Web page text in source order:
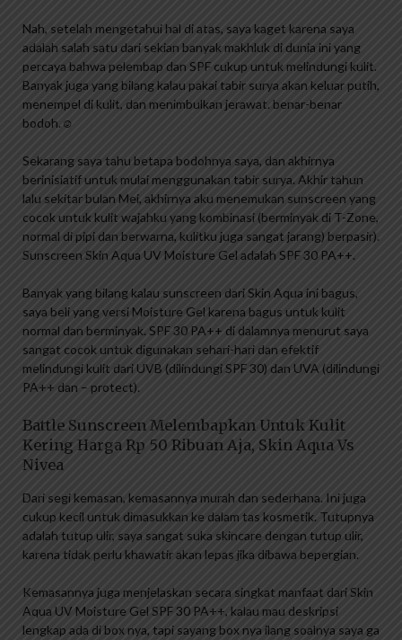
Nah, setelah mengetahui hal di atas, saya kaget karena saya
adalah salah satu dari sekian banyak makhluk di dunia ini yang
percaya bahwa pelembap dan SPF cukup untuk melindungi kulit.
Banyak juga yang bilang kalau pakai tabir surya akan keluar putih,
menempel di kulit, dan menimbulkan jerawat. benar-benar
bodoh.☺
Sekarang saya tahu betapa bodohnya saya, dan akhirnya
berinisiatif untuk mulai menggunakan tabir surya. Akhir tahun
lalu sekitar bulan Mei, akhirnya aku menemukan sunscreen yang
cocok untuk kulit wajahku yang kombinasi (berminyak di T-Zone,
normal di pipi dan berwarna, kulitku juga sangat jarang) berpasir).
Sunscreen Skin Aqua UV Moisture Gel adalah SPF 30 PA++.
Banyak yang bilang kalau sunscreen dari Skin Aqua ini bagus,
saya beli yang versi Moisture Gel karena bagus untuk kulit
normal dan berminyak. SPF 30 PA++ di dalamnya menurut saya
sangat cocok untuk digunakan sehari-hari dan efektif
melindungi kulit dari UVB (dilindungi SPF 30) dan UVA (dilindungi
PA++ dan – protect).
Battle Sunscreen Melembapkan Untuk Kulit
Kering Harga Rp 50 Ribuan Aja, Skin Aqua Vs
Nivea
Dari segi kemasan, kemasannya murah dan sederhana. Ini juga
cukup kecil untuk dimasukkan ke dalam tas kosmetik. Tutupnya
adalah tutup ulir, saya sangat suka skincare dengan tutup ulir,
karena tidak perlu khawatir akan lepas jika dibawa bepergian.
Kemasannya juga menjelaskan secara singkat manfaat dari Skin
Aqua UV Moisture Gel SPF 30 PA++, kalau mau deskripsi
lengkap ada di box nya, tapi sayang box nya ilang soalnya saya ga